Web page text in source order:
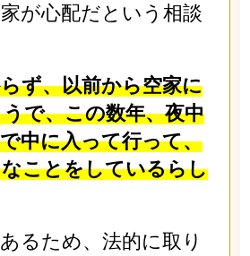
が心配だという相談
ず、以前から空家に
で、この数年、夜中
中に入って行って、
ことをしているらし
るため、法的に取り